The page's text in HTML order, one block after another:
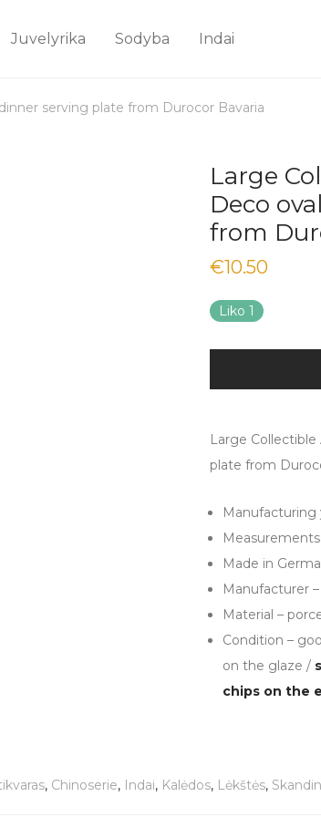
Juvelyrika Sodyba Indai
serving plate from Durocor Bavaria
Large
Deco
from
€10.50
Liko 1
Large
plate from
Manufacturing
Made in
Manufacturer
Material –
Condition –
on the glaze /
chips on the
, Chinoserie, Indai, Kalėdos, Lėkštės,